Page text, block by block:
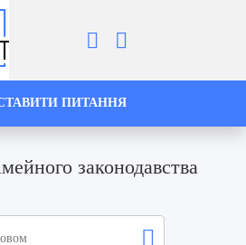
ПИТАННЯ
законодавства